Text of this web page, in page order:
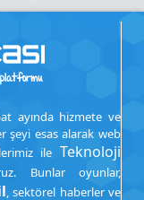
ayında hizmete ve
şeyi esas alarak web
ile Teknoloji
Bunlar oyunlar,
, sektörel haberler ve